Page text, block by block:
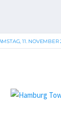
11. NOVEMBER